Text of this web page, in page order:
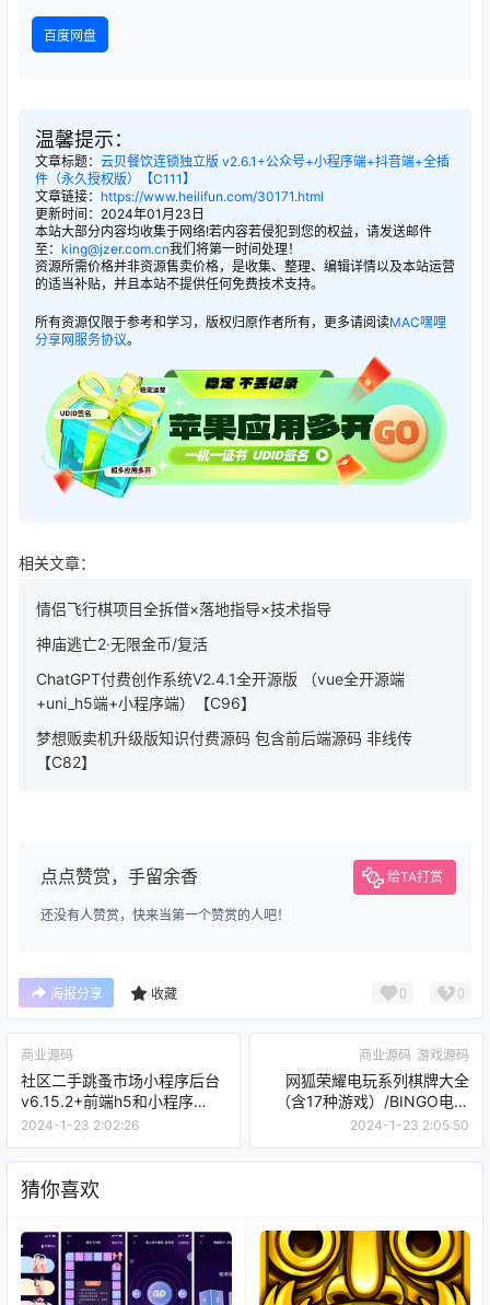
百度网盘
温馨提示：
文章标题： 云贝餐饮连锁独立版 v2.6.1+公众号+小程序端+抖音端+全插
件（永久授权版）【C111】
文章链接： https://www.heilifun.com/30171.html
更新时间：2024年01月23日
本站大部分内容均收集于网络!若内容若侵犯到您的权益，请发送邮件
至： king@jzer.com.cn我们将第一时间处理！
资源所需价格并非资源售卖价格，是收集、整理、编辑详情以及本站运营
的适当补贴，并且本站不提供任何免费技术支持。
所有资源仅限于参考和学习，版权归原作者所有，更多请阅读MAC嘿哩
分享网服务协议。
相关文章：
情侣飞行棋项目全拆借×落地指导×技术指导
神庙逃亡2·无限金币/复活
ChatGPT付费创作系统V2.4.1全开源版 （vue全开源端
+uni_h5端+小程序端）【C96】
梦想贩卖机升级版知识付费源码 包含前后端源码 非线传
【C82】
点点赞赏，手留余香 给TA打赏
还没有人赞赏，快来当第一个赞赏的人吧！
海报分享 收藏 0 0
商业源码
社区二手跳蚤市场小程序后台
v6.15.2+前端h5和小程序
【C110】
2024-1-23 2:02:26
商业源码 游戏源码
网狐荣耀电玩系列棋牌大全
（含17种游戏）/BINGO电玩
城完整组件【C112】
2024-1-23 2:05:50
猜你喜欢